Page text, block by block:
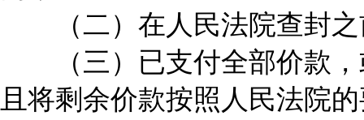
（二）在人民法院查封之
（三）已支付全部价款，
且将剩余价款按照人民法院